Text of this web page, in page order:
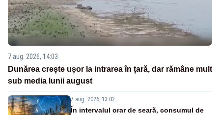
7 aug. 2026, 14:03
Dunărea crește ușor la intrarea în țară, dar rămâne mult
sub media lunii august
7 aug. 2026, 13:02
În intervalul orar de seară, consumul de